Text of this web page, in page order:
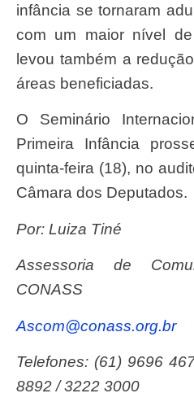
infância se tornaram
com um maior nível
levou também a
áreas beneficiadas.
O Seminário Internacional Marco Legal da
Primeira Infância
quinta-feira (18), no
Câmara dos Deputados.
Por: Luiza Tiné
Assessoria de Comunicação Social do
CONASS
ascom@conass.org.br
Telefones: (61) 9696 4675 / 9970 5735 / 8172
8892 / 3222 3000